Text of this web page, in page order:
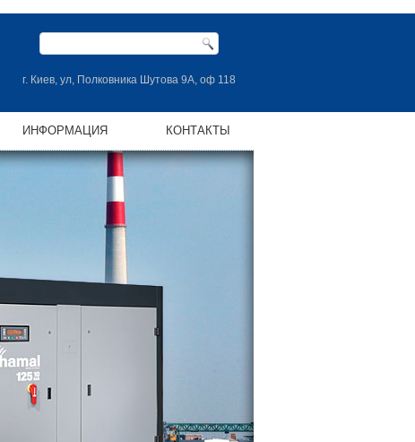
г. Киев, ул, Полковника Шутова 9А, оф 118
ИНФОРМАЦИЯ КОНТАКТЫ